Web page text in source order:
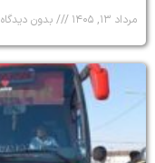
مرداد ۱۳, ۱۴۰۵ بدون دیدگاه